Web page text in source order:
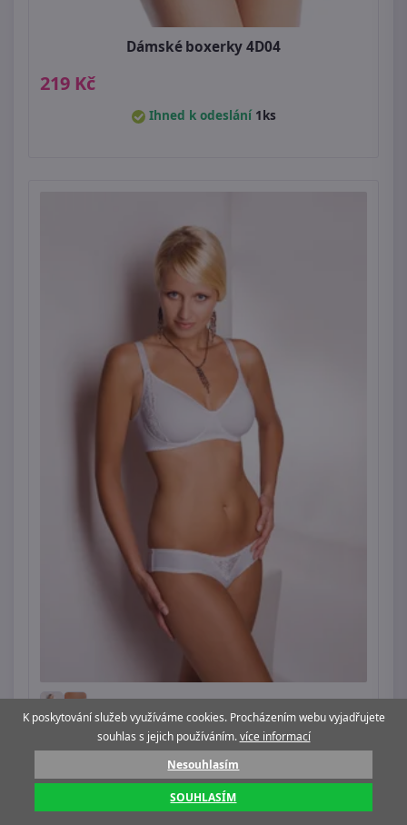
Dámské boxerky 4D04
219 Kč
Ihned k odeslání 1ks
Kalhotky Judita KB
169 Kč
Ihned k odeslání3ks
K poskytování služeb využíváme cookies. Procházením webu vyjadřujete
souhlas s jejich používáním.více informací
Nesouhlasím
SOUHLASÍM